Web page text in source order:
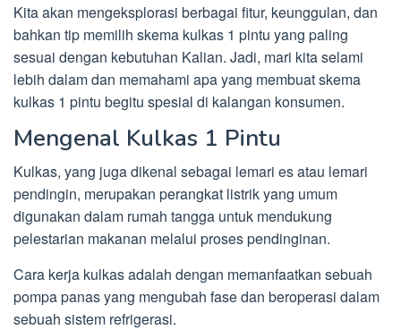
Kita akan mengeksplorasi berbagai fitur, keunggulan, dan
bahkan tip memilih skema kulkas 1 pintu yang paling
sesuai dengan kebutuhan Kalian. Jadi, mari kita selami
lebih dalam dan memahami apa yang membuat skema
kulkas 1 pintu begitu spesial di kalangan konsumen.
Mengenal Kulkas 1 Pintu
Kulkas, yang juga dikenal sebagai lemari es atau lemari
pendingin, merupakan perangkat listrik yang umum
digunakan dalam rumah tangga untuk mendukung
pelestarian makanan melalui proses pendinginan.
Cara kerja kulkas adalah dengan memanfaatkan sebuah
pompa panas yang mengubah fase dan beroperasi dalam
sebuah sistem refrigerasi.